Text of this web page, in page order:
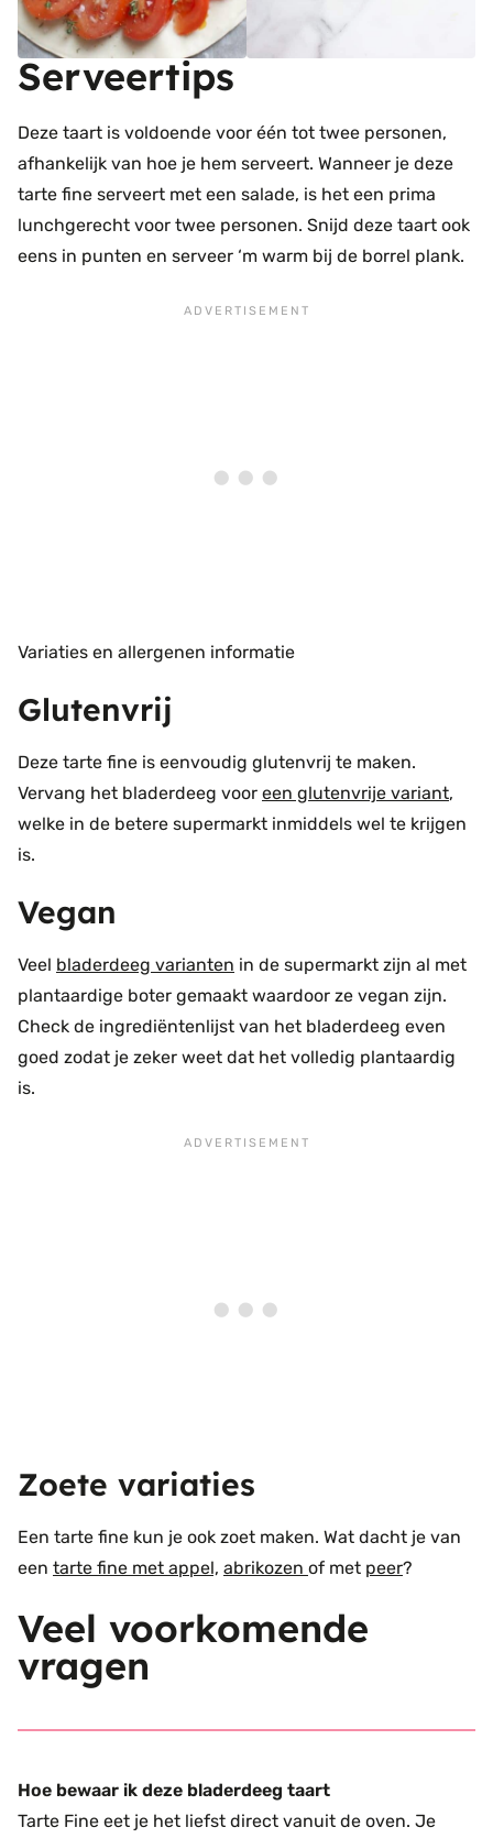
Serveertips
Deze taart is voldoende voor één tot twee personen,
afhankelijk van hoe je hem serveert. Wanneer je deze
tarte fine serveert met een salade, is het een prima
lunchgerecht voor twee personen. Snijd deze taart ook
eens in punten en serveer ‘m warm bij de borrel plank.
Variaties en allergenen informatie
Glutenvrij
Deze tarte fine is eenvoudig glutenvrij te maken.
Vervang het bladerdeeg voor een glutenvrije variant,
welke in de betere supermarkt inmiddels wel te krijgen
is.
Vegan
Veel bladerdeeg varianten in de supermarkt zijn al met
plantaardige boter gemaakt waardoor ze vegan zijn.
Check de ingrediëntenlijst van het bladerdeeg even
goed zodat je zeker weet dat het volledig plantaardig
is.
Zoete variaties
Een tarte fine kun je ook zoet maken. Wat dacht je van
een tarte fine met appel, abrikozen of met peer?
Veel voorkomende
vragen
Hoe bewaar ik deze bladerdeeg taart
Tarte Fine eet je het liefst direct vanuit de oven. Je